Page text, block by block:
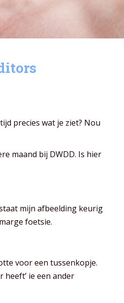
precies wat je ziet? Nou
maand bij DWDD. Is hier
mijn afbeelding keurig
foetsie.
voor een tussenkopje.
heeft’ ie een ander